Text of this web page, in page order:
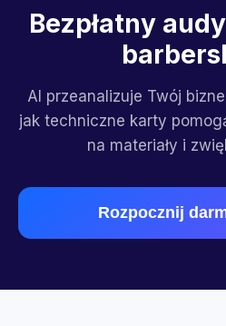
Bezpłatny
AI przeanalizuje Twój
jak techniczne karty
na materiały i
Rozpocznij